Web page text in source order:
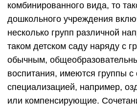
комбинированного вида, то
дошкольного учреждения
несколько групп различной
таком детском саду наряду с
обычным,
воспитания, имеются группы с
специализацией, например,
или компенсирующие.